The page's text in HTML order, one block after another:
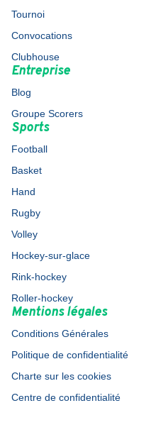
Tournoi
Convocations
Clubhouse
Entreprise
Blog
Groupe Scorers
Sports
Football
Basket
Hand
Rugby
Volley
Hockey-sur-glace
Rink-hockey
Roller-hockey
Mentions légales
Conditions Générales
Politique de confidentialité
Charte sur les cookies
Centre de confidentialité